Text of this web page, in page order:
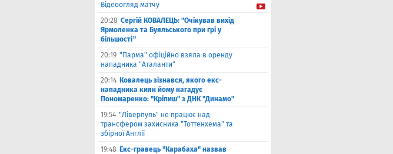
Відеоогляд матчу
20:28 Сергій КОВАЛЕЦЬ: "Очікував вихід
Ярмоленка та Буяльського при грі у
більшості"
20:19 "Парма" офіційно взяла в оренду
нападника "Аталанти"
20:14 Ковалець зізнався, якого екс-
нападника киян йому нагадує
Пономаренко: "Кріпиш" з ДНК "Динамо"
19:54 "Ліверпуль" не працює над
трансфером захисника "Тоттенхема" та
збірної Англії
19:48 Екс-гравець "Карабаха" назвав